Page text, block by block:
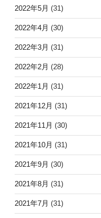
2022年5月 (31)
2022年4月 (30)
2022年3月 (31)
2022年2月 (28)
2022年1月 (31)
2021年12月 (31)
2021年11月 (30)
2021年10月 (31)
2021年9月 (30)
2021年8月 (31)
2021年7月 (31)